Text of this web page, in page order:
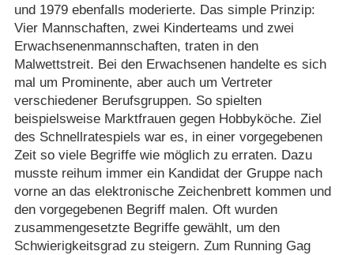
und 1979 ebenfalls moderierte. Das simple Prinzip:
Vier Mannschaften, zwei Kinderteams und zwei
Erwachsenenmannschaften, traten in den
Malwettstreit. Bei den Erwachsenen handelte es sich
mal um Prominente, aber auch um Vertreter
verschiedener Berufsgruppen. So spielten
beispielsweise Marktfrauen gegen Hobbyköche. Ziel
des Schnellratespiels war es, in einer vorgegebenen
Zeit so viele Begriffe wie möglich zu erraten. Dazu
musste reihum immer ein Kandidat der Gruppe nach
vorne an das elektronische Zeichenbrett kommen und
den vorgegebenen Begriff malen. Oft wurden
zusammengesetzte Begriffe gewählt, um den
Schwierigkeitsgrad zu steigern. Zum Running Gag